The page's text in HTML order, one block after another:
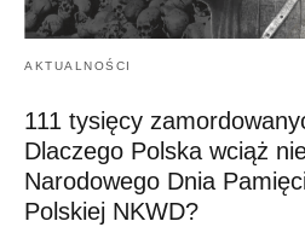
AKTUALNOŚCI
111 tysięcy
Dlaczego Polska wciąż
Narodowego Dnia
Polskiej NKWD?